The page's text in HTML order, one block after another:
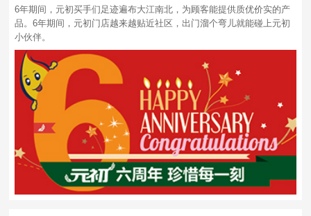
6年期间，元初买手们足迹遍布大江南北，为顾客能提供质优价实的产
品。6年期间，元初门店越来越贴近社区，出门溜个弯儿就能碰上元初
小伙伴。